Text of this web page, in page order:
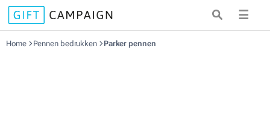
☰
Home Pennen bedrukken Parker pennen